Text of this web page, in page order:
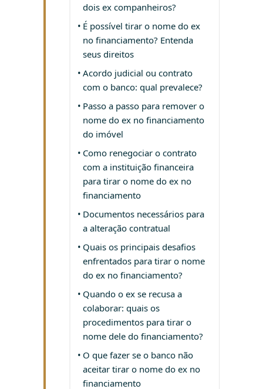
dois ex companheiros?
É possível tirar o nome do ex
no financiamento? Entenda
seus direitos
Acordo judicial ou contrato
com o banco: qual prevalece?
Passo a passo para remover o
nome do ex no financiamento
do imóvel
Como renegociar o contrato
com a instituição financeira
para tirar o nome do ex no
financiamento
Documentos necessários para
a alteração contratual
Quais os principais desafios
enfrentados para tirar o nome
do ex no financiamento?
Quando o ex se recusa a
colaborar: quais os
procedimentos para tirar o
nome dele do financiamento?
O que fazer se o banco não
aceitar tirar o nome do ex no
financiamento